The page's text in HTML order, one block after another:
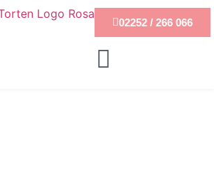
02252 / 266 066